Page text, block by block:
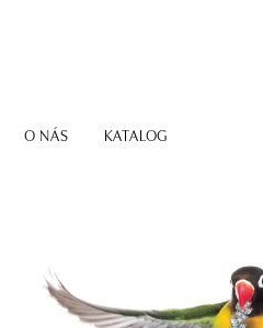
O NÁS KATALOG